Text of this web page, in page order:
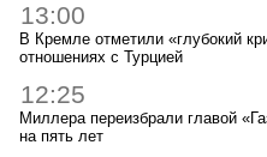
13:00
В Кремле отметили «глубокий
отношениях с Турцией
12:25
Миллера переизбрали главой
на пять лет